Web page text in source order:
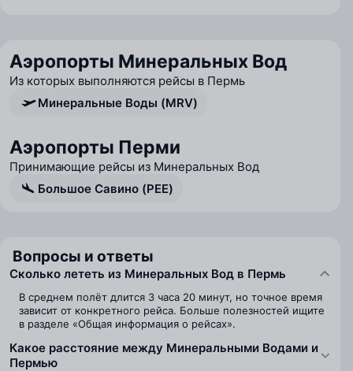
Аэропорты Минеральных Вод
Из которых выполняются рейсы в Пермь
Минеральные Воды (MRV)
Аэропорты Перми
Принимающие рейсы из Минеральных Вод
Большое Савино (PEE)
Вопросы и ответы
Сколько лететь из Минеральных Вод в Пермь
В среднем полёт длится 3 часа 20 минут, но точное время
зависит от конкретного рейса. Больше полезностей ищите
в разделе «Общая информация о рейсах».
Какое расстояние между Минеральными Водами и
Пермью